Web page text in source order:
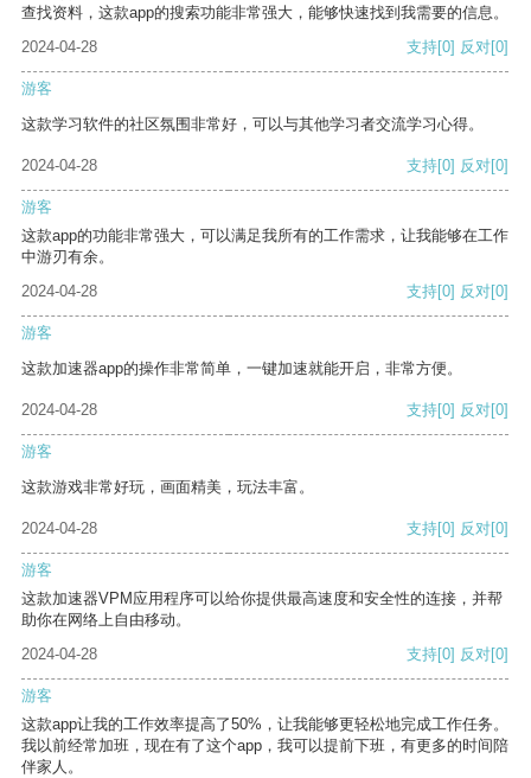
查找资料，这款app的搜索功能非常强大，能够快速找到我需要的信息。
2024-04-28
支持[0] 反对[0]
游客
这款学习软件的社区氛围非常好，可以与其他学习者交流学习心得。
2024-04-28 支持[0] 反对[0]
游客
这款app的功能非常强大，可以满足我所有的工作需求，让我能够在工作
中游刃有余。
2024-04-28
支持[0] 反对[0]
游客
这款加速器app的操作非常简单，一键加速就能开启，非常方便。
2024-04-28 支持[0] 反对[0]
游客
这款游戏非常好玩，画面精美，玩法丰富。
2024-04-28 支持[0] 反对[0]
游客
这款加速器VPM应用程序可以给你提供最高速度和安全性的连接，并帮
助你在网络上自由移动。
2024-04-28
支持[0] 反对[0]
游客
这款app让我的工作效率提高了50%，让我能够更轻松地完成工作任务。
我以前经常加班，现在有了这个app，我可以提前下班，有更多的时间陪
伴家人。